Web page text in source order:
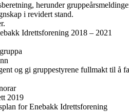
herunder
i revidert stand.
Idrettsforening 2018 – 2021
og gi gruppestyrene fullmakt til å
2019
for Enebakk Idrettsforening